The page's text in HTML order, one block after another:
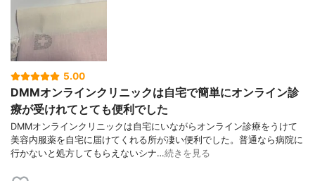
5.00
DMMオンラインクリニックは自宅で簡単にオンライン診
療が受けれてとても便利でした
DMMオンラインクリニックは自宅にいながらオンライン診療をうけて
美容内服薬を自宅に届けてくれる所が凄い便利でした。普通なら病院に
行かないと処方してもらえないシナ…続きを見る